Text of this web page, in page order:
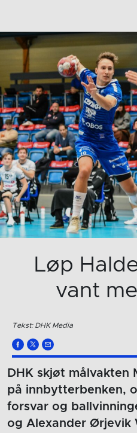
Løp
vant
Tekst: DHK Media
DHK skjøt målvakten
på innbytterbenken,
forsvar og
og Alexander Ørjevik